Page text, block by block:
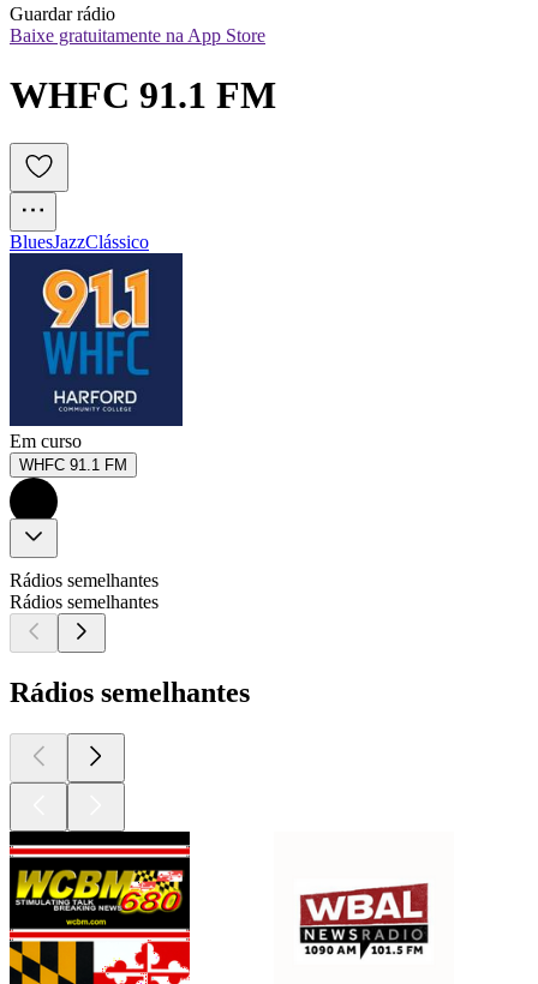
Guardar rádio
Baixe gratuitamente na App Store
WHFC 91.1 FM
BluesJazzClássico
Em curso
WHFC 91.1 FM
Rádios semelhantes
Rádios semelhantes
Rádios semelhantes